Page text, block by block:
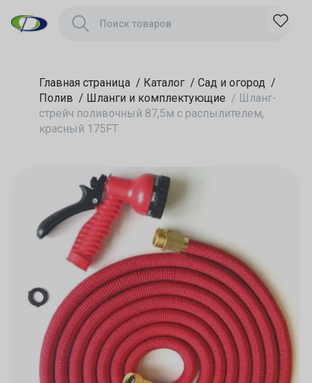
Главная страница / Каталог / Сад и огород /
Полив / Шланги и комплектующие / Шланг-
стрейч поливочный 87,5м с распылителем,
красный 175FT